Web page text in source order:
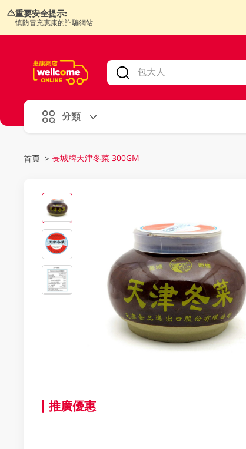
重要安全提示:
慎防冒充惠康的詐騙網站
分類
首頁 > 長城牌天津冬菜 300GM
推廣優惠